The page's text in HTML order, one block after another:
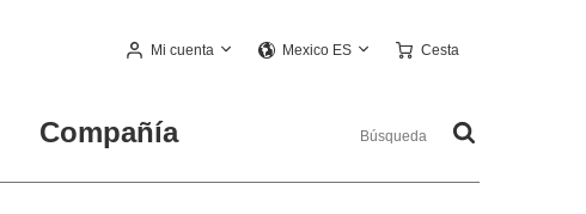
Mi cuenta Mexico ES Cesta
Compañía